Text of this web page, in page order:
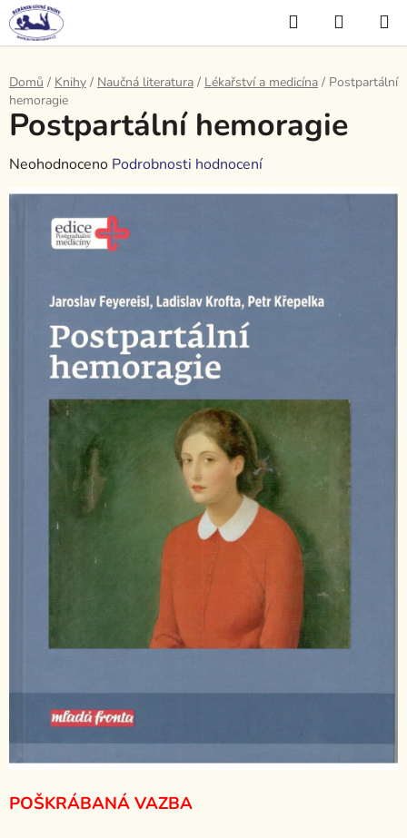
Přejít
na
obsah
Hledat
KOŠÍK
Domů / Knihy / Naučná literatura / Lékařství a medicína / Postpartální
hemoragie
POŠKRÁBANÁ VAZBA
Postpartální hemoragie
Průměrné
produktu
hvězdiček.
Neohodnoceno Podrobnosti hodnocení